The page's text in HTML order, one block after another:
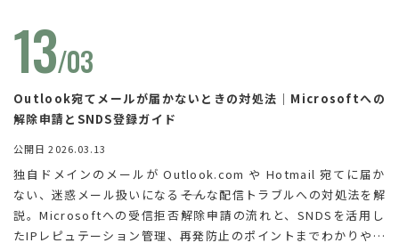
13/03
Outlook宛てメールが届かないときの対処法｜Microsoftへの
解除申請とSNDS登録ガイド
公開日 2026.03.13
独自ドメインのメールが Outlook.com や Hotmail 宛てに届か
ない、迷惑メール扱いになる――そんな配信トラブルへの対処法を解
説。Microsoftへの受信拒否解除申請の流れと、SNDSを活用し
たIPレピュテーション管理、再発防止のポイントまでわかりやす